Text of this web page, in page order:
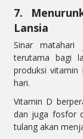
7.
Lansia
Sinar matahari
terutama bagi
produksi vitamin
hari.
Vitamin D
dan juga fosfor
tulang akan